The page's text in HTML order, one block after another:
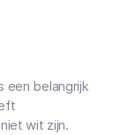
een belangrijk
wit zijn.